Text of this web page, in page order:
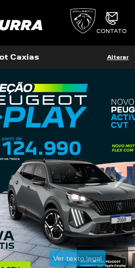
CONTATO
Caxias Alterar
Ver texto legal